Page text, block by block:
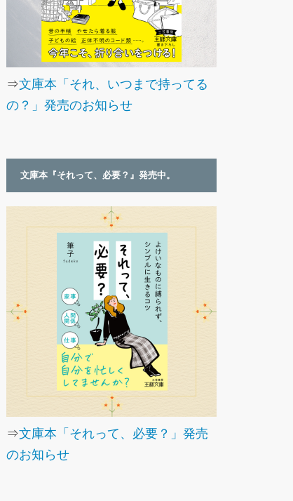
⇒文庫本「それ、いつまで持ってる
の？」発売のお知らせ
文庫本『それって、必要？』発売中。
⇒文庫本「それって、必要？」発売
のお知らせ